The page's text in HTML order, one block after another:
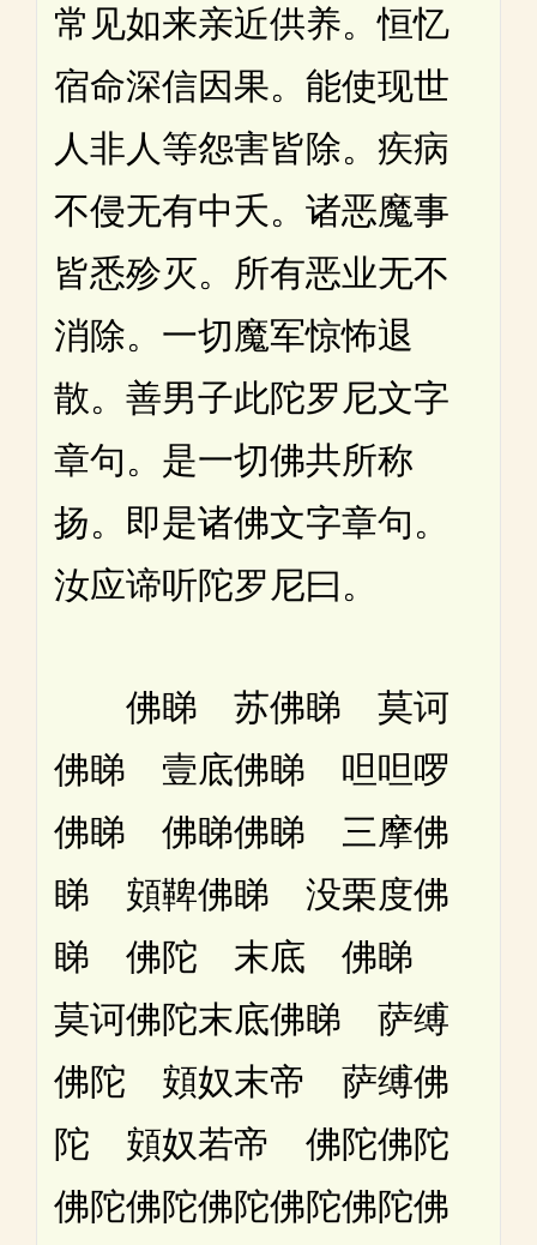
常见如来亲近供养。恒忆
宿命深信因果。能使现世
人非人等怨害皆除。疾病
不侵无有中夭。诸恶魔事
皆悉殄灭。所有恶业无不
消除。一切魔军惊怖退
散。善男子此陀罗尼文字
章句。是一切佛共所称
扬。即是诸佛文字章句。
汝应谛听陀罗尼曰。
佛睇 苏佛睇 莫诃
佛睇 壹底佛睇 呾呾啰
佛睇 佛睇佛睇 三摩佛
睇 頞鞞佛睇 没栗度佛
睇 佛陀 末底 佛睇
莫诃佛陀末底佛睇 萨缚
佛陀 頞奴末帝 萨缚佛
陀 頞奴若帝 佛陀佛陀
佛陀佛陀佛陀佛陀佛陀佛